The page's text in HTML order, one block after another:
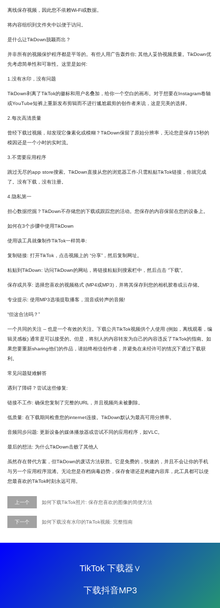
离线保存视频，因此您不依赖Wi-Fi或数据。
将内容组织到文件夹中以便于访问。
是什么让TikDown脱颖而出？
并非所有的视频保护程序都是平等的。有些人用广告轰炸你; 其他人妥协视频质量。TikDown优
先考虑简单性和可靠性。这里是如何:
1.没有水印，没有问题
TikDown剥离了TikTok的徽标和用户名叠加，给你一个空白的画布。对于想要在Instagram卷轴
或YouTube短裤上重新发布剪辑而不进行尴尬裁剪的创作者来说，这是完美的选择。
2.每次高清质量
曾经下载过视频，却发现它像素化或模糊？TikDown保留了原始分辨率，无论您是保存15秒的
模因还是一个小时的实时流。
3.不需要应用程序
跳过无尽的app store搜索。TikDown直接从您的浏览器工作-只需粘贴TikTok链接，你就完成
了。没有下载，没有注册。
4.隐私第一
担心数据挖掘？TikDown不存储您的下载或跟踪您的活动。您保存的内容保留在您的设备上。
如何在3个步骤中使用TikDown
使用该工具就像制作TikTok一样简单:
复制链接: 打开TikTok，点击视频上的 “分享”，然后复制网址。
粘贴到TikDown: 访问TikDown的网站，将链接粘贴到搜索栏中，然后点击 “下载”。
保存或共享: 选择您喜欢的视频格式 (MP4或MP3)，并将其保存到您的相机胶卷或云存储。
专业提示: 使用MP3选项提取播客，混音或铃声的音频!
“但这合法吗？”
一个共同的关注 -- 也是一个有效的关注。下载公共TikTok视频供个人使用 (例如，离线观看，编
辑灵感板) 通常是可以接受的。但是，将别人的内容转发为自己的内容违反了TikTok的指南。如
果您要重新sharing他们的作品，请始终相信创作者，并避免在未经许可的情况下通过下载获
利。
常见问题疑难解答
遇到了障碍？尝试这些修复:
链接不工作: 确保您复制了完整的URL，并且视频尚未被删除。
低质量: 在下载期间检查您的internet连接。TikDown默认为最高可用分辨率。
音频同步问题: 更新设备的媒体播放器或尝试不同的应用程序，如VLC。
最后的想法: 为什么TikDown击败了其他人
虽然存在替代方案，但TikDown的废话方法获胜。它是免费的，快速的，并且不会让你的手机
与另一个应用程序混淆。无论您是存档病毒趋势，保存食谱还是构建内容库，此工具都可以使
您最喜欢的TikTok时刻永远可用。
上一个 如何下载TikTok照片: 保存您喜欢的图像的简便方法
下一个 如何下载没有水印的TikTok视频: 完整指南
TikTok 下载器∨
下载抖音MP3